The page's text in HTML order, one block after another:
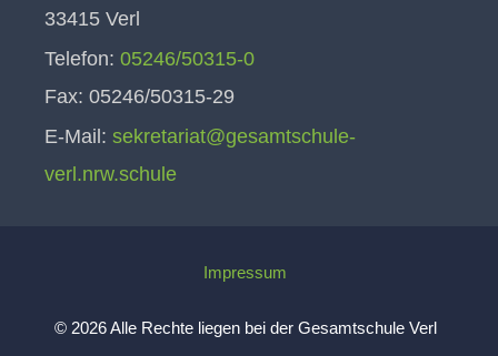
33415 Verl
Telefon: 05246/50315-0
Fax: 05246/50315-29
E-Mail: sekretariat@gesamtschule-
verl.nrw.schule
Impressum
© 2026 Alle Rechte liegen bei der Gesamtschule Verl